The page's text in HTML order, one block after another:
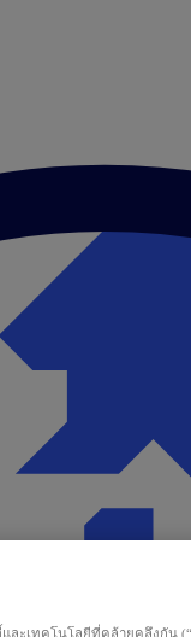
และเทคโนโลยีที่คล้ายคลึงกั